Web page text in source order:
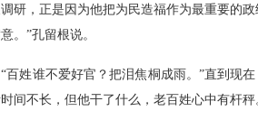
研，正是因为他把为民造福作为最重要的
。”孔留根说。
姓谁不爱好官？把泪焦桐成雨。”直到现在
间不长，但他干了什么，老百姓心中有杆